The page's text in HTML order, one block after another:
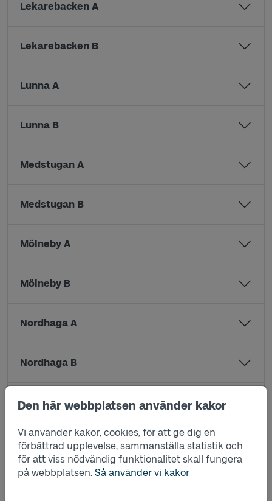
Den här webbplatsen använder kakor
Vi använder kakor, cookies, för att ge dig en
förbättrad upplevelse, sammanställa statistik och
för att viss nödvändig funktionalitet skall fungera
på webbplatsen. Så använder vi kakor
Lekarebacken A
Lekarebacken B
Lunna A
Lunna B
Medstugan A
Medstugan B
Mölneby A
Mölneby B
Nordhaga A
Nordhaga B
Nordtakan A
Nordtakan B
Prästtorp A